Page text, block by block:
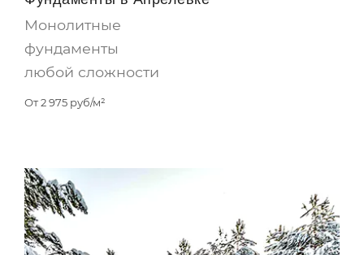
Монолитные
фундаменты
любой сложности
От2 975 руб/м²